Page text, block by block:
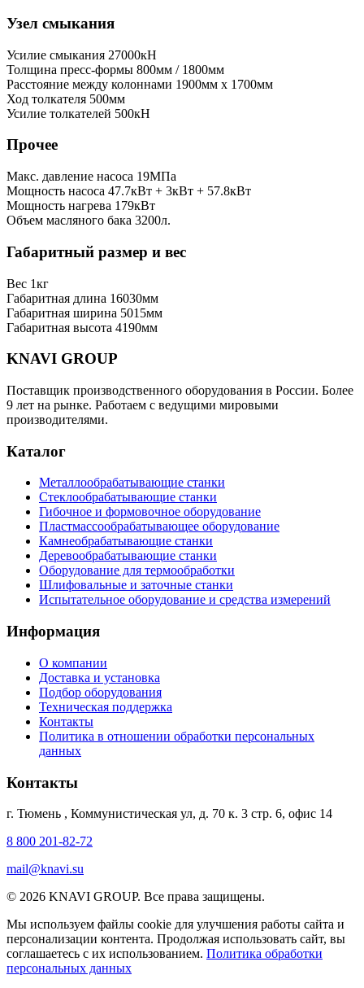
Узел смыкания
Усилие смыкания 27000кН
Толщина пресс-формы 800мм / 1800мм
Расстояние между колоннами 1900мм x 1700мм
Ход толкателя 500мм
Усилие толкателей 500кН
Прочее
Макс. давление насоса 19МПа
Мощность насоса 47.7кВт + 3кВт + 57.8кВт
Мощность нагрева 179кВт
Объем масляного бака 3200л.
Габаритный размер и вес
Вес 1кг
Габаритная длина 16030мм
Габаритная ширина 5015мм
Габаритная высота 4190мм
KNAVI GROUP
Поставщик производственного оборудования в России. Более
9 лет на рынке. Работаем с ведущими мировыми
производителями.
Каталог
Металлообрабатывающие станки
Стеклообрабатывающие станки
Гибочное и формовочное оборудование
Пластмассообрабатывающее оборудование
Камнеобрабатывающие станки
Деревообрабатывающие станки
Оборудование для термообработки
Шлифовальные и заточные станки
Испытательное оборудование и средства измерений
Информация
О компании
Доставка и установка
Подбор оборудования
Техническая поддержка
Контакты
Политика в отношении обработки персональных
данных
Контакты
г. Тюмень , Коммунистическая ул, д. 70 к. 3 стр. 6, офис 14
8 800 201-82-72
mail@knavi.su
© 2026 KNAVI GROUP. Все права защищены.
Мы используем файлы cookie для улучшения работы сайта и
персонализации контента. Продолжая использовать сайт, вы
соглашаетесь с их использованием. Политика обработки
персональных данных